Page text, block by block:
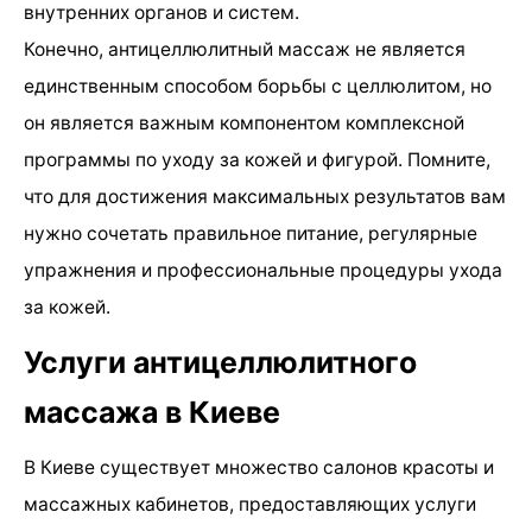
внутренних органов и систем.
Конечно, антицеллюлитный массаж не является
единственным способом борьбы с целлюлитом, но
он является важным компонентом комплексной
программы по уходу за кожей и фигурой. Помните,
что для достижения максимальных результатов вам
нужно сочетать правильное питание, регулярные
упражнения и профессиональные процедуры ухода
за кожей.
Услуги антицеллюлитного
массажа в Киеве
В Киеве существует множество салонов красоты и
массажных кабинетов, предоставляющих услуги